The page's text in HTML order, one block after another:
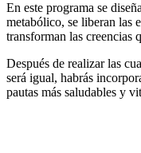
En este programa se
metabólico, se liberan las
transforman las creencias
Después de realizar las
será igual, habrás
pautas más saludables y